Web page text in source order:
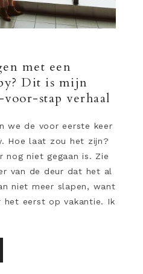
met een
Dit is mijn
stap verhaal
we de voor eerste keer
Hoe laat zou het zijn?
nog niet gegaan is. Zie
van de deur dat het al
niet meer slapen, want
het eerst op vakantie. Ik